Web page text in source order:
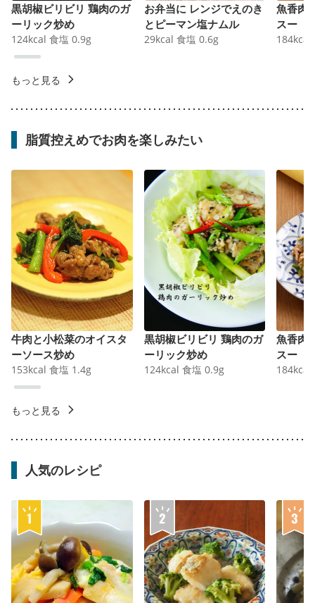
黒胡椒ビリビリ 鶏肉のガ
ーリック炒め
124kcal 食塩 0.9g
お弁当に レンジでえのき
とピーマン塩ナムル
29kcal 食塩 0.6g
魚香肉
スー
184kcal
もっと見る
脂質控えめでお肉を楽しみたい
牛肉と小松菜のオイスタ
ーソース炒め
153kcal 食塩 1.4g
黒胡椒ビリビリ 鶏肉のガ
ーリック炒め
124kcal 食塩 0.9g
魚香肉
スー
184kcal
もっと見る
人気のレシピ